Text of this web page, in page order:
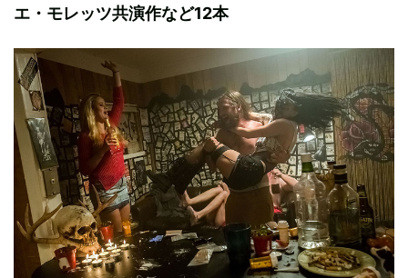
エ・モレッツ共演作など12本